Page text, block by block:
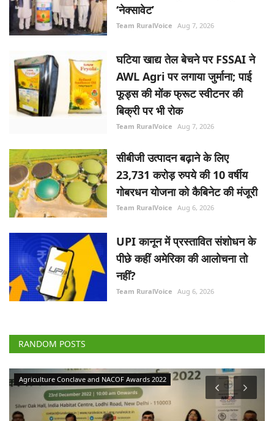
‘नेक्सावेट’
Team RuralVoice Aug 7, 2026
घटिया खाद्य तेल बेचने पर FSSAI ने
AWL Agri पर लगाया जुर्माना; पाई
फूड्स की मोंक फ्रूट स्वीटनर की
बिक्री पर भी रोक
Team RuralVoice Aug 7, 2026
सीबीजी उत्पादन बढ़ाने के लिए
23,731 करोड़ रुपये की 10 वर्षीय
गोबरधन योजना को कैबिनेट की मंजूरी
Team RuralVoice Aug 6, 2026
UPI कानून में प्रस्तावित संशोधन के
पीछे कहीं अमेरिका की आलोचना तो
नहीं?
Team RuralVoice Aug 6, 2026
RANDOM POSTS
Agriculture Conclave and NACOF Awards 2022